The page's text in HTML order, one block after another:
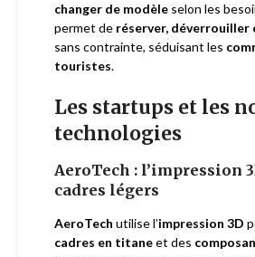
changer de modèle selon les
permet de réserver,
sans contrainte, séduisant les
touristes.
Les startups et les
technologies
AeroTech : l’impression
cadres légers
AeroTech utilise l’impression 3D
cadres en titaneet des